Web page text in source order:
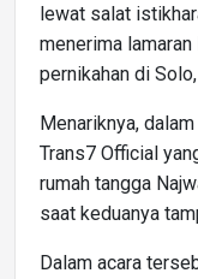
lewat salat
menerima
pernikahan di
Menariknya,
Trans7 Official
rumah tangga
saat keduanya
Dalam acara